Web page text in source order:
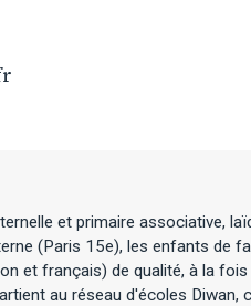
et primaire associative,
(Paris 15e), les enfants de
et français) de qualité, à la
au réseau d'écoles Diwan,